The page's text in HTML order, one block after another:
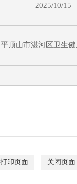
2025/10/15
平顶山市湛河区卫生
打印页面 关闭页面